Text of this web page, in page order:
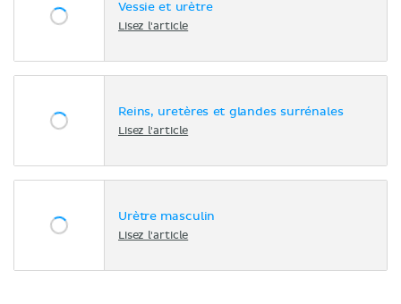
Vessie et urètre
Lisez l'article
Reins, uretères et glandes surrénales
Lisez l'article
Urètre masculin
Lisez l'article